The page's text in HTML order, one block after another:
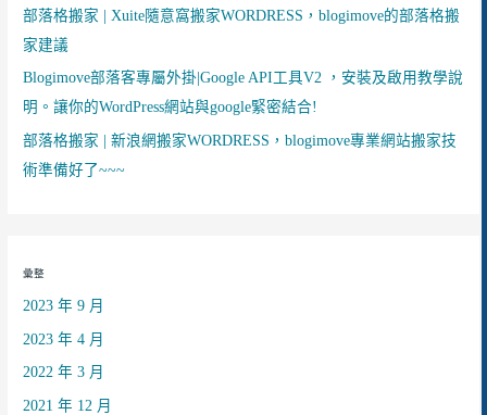
部落格搬家 | Xuite隨意窩搬家WORDRESS，blogimove的部落格搬
家建議
Blogimove部落客專屬外掛|Google API工具V2 ，安裝及啟用教學說
明。讓你的WordPress網站與google緊密結合!
部落格搬家 | 新浪網搬家WORDRESS，blogimove專業網站搬家技
術準備好了~~~
彙整
2023 年 9 月
2023 年 4 月
2022 年 3 月
2021 年 12 月